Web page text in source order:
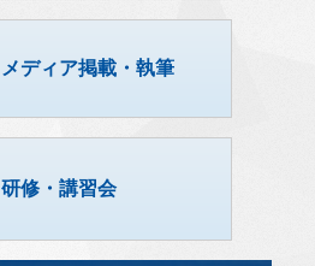
メディア掲載・執筆
研修・講習会